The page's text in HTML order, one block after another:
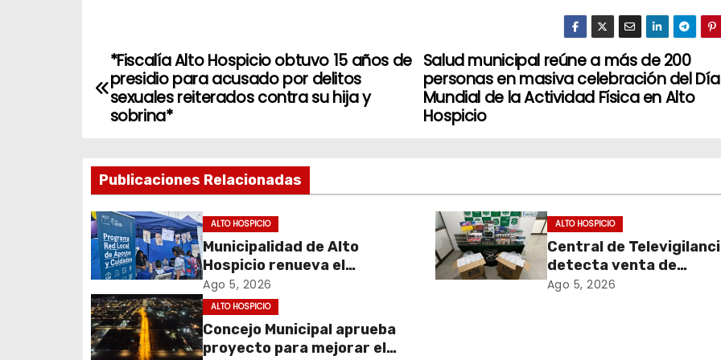
N
a
e
g
a
c
i
ó
Salud municipal reúne a más de 200
personas en masiva celebración del Día
Mundial de la Actividad Física en Alto
Hospicio
*Fiscalía Alto Hospicio obtuvo 15 años de
presidio para acusado por delitos
sexuales reiterados contra su hija y
sobrina*
Publicaciones Relacionadas
ALTO HOSPICIO
Municipalidad de Alto
Hospicio renueva el
Programa Red Local de
Apoyos y Cuidados
Ago 5, 2026
ALTO HOSPICIO
Central de
detecta venta de
cigarrillos de
Ago 5, 2026
ALTO HOSPICIO
Concejo Municipal aprueba
proyecto para mejorar el